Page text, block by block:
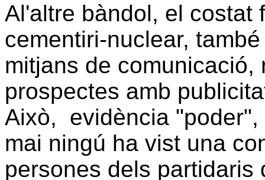
Al'altre bàndol, el costat
cementiri-nuclear,
mitjans de
prospectes amb
Això, evidència
mai ningú ha vist una
persones dels